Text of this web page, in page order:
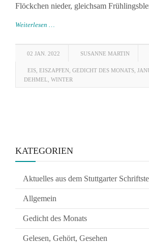
Flöckchen nieder, gleichsam
Weiterlesen …
02 JAN. 2022 SUSANNE MARTIN
EIS EISZAPFEN GEDICHT DES MONATS
DEHMEL WINTER
KATEGORIEN
Aktuelles aus dem Stuttgarter
Allgemein
Gedicht des Monats
Gelesen, Gehört, Gesehen